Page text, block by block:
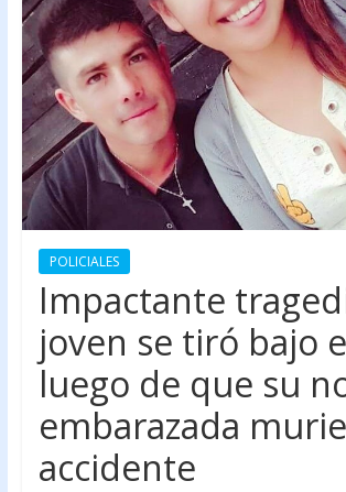
POLICIALES
Impactante
joven se tiró bajo
luego de que su
embarazada
accidente